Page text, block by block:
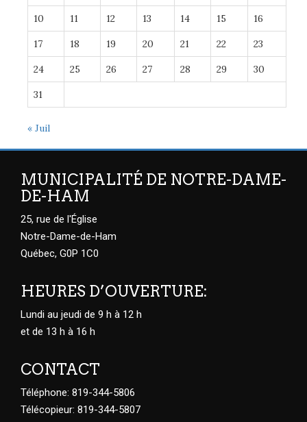
10 11 12 13 14 15 16
17 18 19 20 21 22 23
24 25 26 27 28 29 30
31
« Juil
MUNICIPALITÉ DE NOTRE-DAME-
DE-HAM
25, rue de l'Église
Notre-Dame-de-Ham
Québec, G0P 1C0
HEURES D’OUVERTURE:
Lundi au jeudi de 9 h à 12 h
et de 13 h à 16 h
CONTACT
Téléphone: 819-344-5806
Télécopieur: 819-344-5807